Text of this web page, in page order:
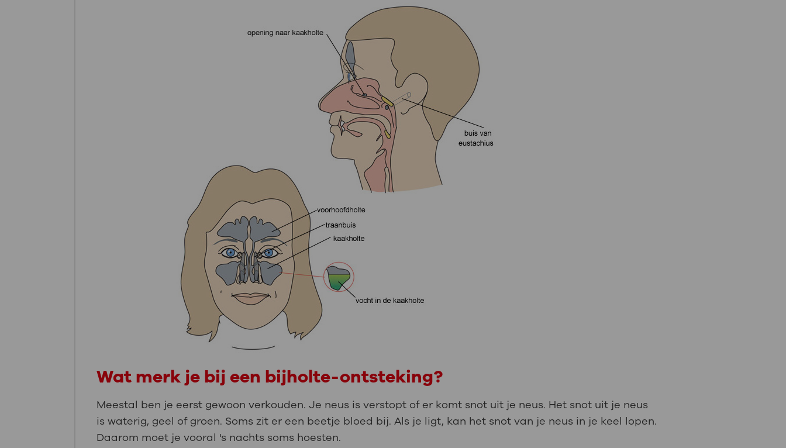
Wat merk je bij een bijholte-ontsteking?
Meestal ben je eerst gewoon verkouden. Je neus is verstopt of er komt snot uit je neus. Het snot uit je neus
is waterig, geel of groen. Soms zit er een beetje bloed bij. Als je ligt, kan het snot van je neus in je keel lopen.
Daarom moet je vooral 's nachts soms hoesten.